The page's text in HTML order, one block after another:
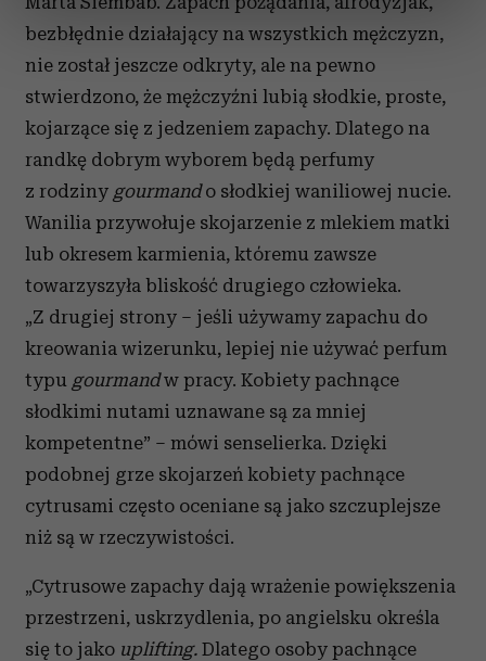
sekcji szczegółów. W Deklaracji plików cookie możesz
zmienić lub wycofać swoją zgodę w dowolnej chwili.
Wykorzystujemy pliki cookie do spersonalizowania treści
i reklam, aby oferować funkcje społecznościowe i
analizować ruch w naszej witrynie. Informacje o tym, jak
korzystasz z naszej witryny, udostępniamy partnerom
Partnerzy mogą połączyć te informacje z innymi danymi
otrzymanymi od Ciebie lub uzyskanymi podczas
korzystania z ich usług.
bezbłędnie działający na wszystkich mężczyzn,
nie został jeszcze odkryty, ale na pewno
stwierdzono, że mężczyźni lubią słodkie, proste,
kojarzące się z jedzeniem zapachy. Dlatego na
randkę dobrym wyborem będą perfumy
z rodziny gourmando słodkiej waniliowej nucie.
Wanilia przywołuje skojarzenie z mlekiem matki
lub okresem karmienia, któremu zawsze
towarzyszyła bliskość drugiego człowieka.
„Z drugiej strony – jeśli używamy zapachu do
kreowania wizerunku, lepiej nie używać perfum
typu gourmandw pracy. Kobiety pachnące
słodkimi nutami uznawane są za mniej
kompetentne” – mówi senselierka. Dzięki
podobnej grze skojarzeń kobiety pachnące
cytrusami często oceniane są jako szczuplejsze
niż są w rzeczywistości.
„Cytrusowe zapachy dają wrażenie powiększenia
przestrzeni, uskrzydlenia, po angielsku określa
się to jako uplifting. Dlatego osoby pachnące